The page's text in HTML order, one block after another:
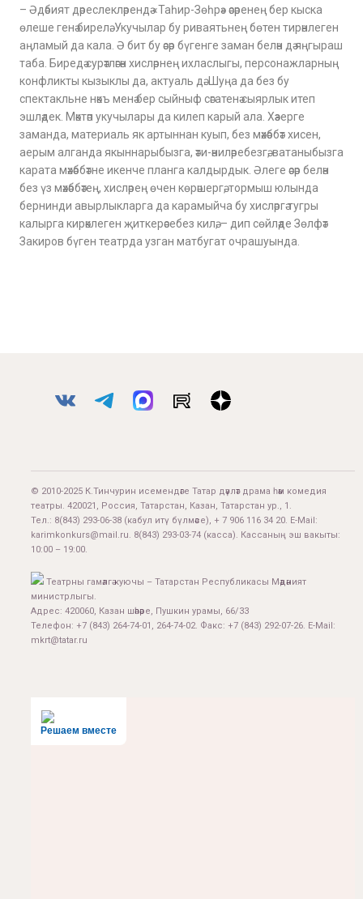
– Әдәбият дәреслекләрендә «Таһир-Зөһрә» әсәренең бер кыска
өлеше генә бирелә. Укучылар бу риваятьнең бөтен тирәнлеген
аңламый да кала. Ә бит бу әсәр бүгенге заман белән дә яңгыраш
таба. Биредә сурәтләгән хисләрнең ихласлыгы, персонажларның
конфликты кызыклы да, актуаль дә. Шуңа да без бу
спектакльне нәкъ менә бер сыйныф сәгатенә сыярлык итеп
эшләдек. Мәктәп укучылары да килеп карый ала. Хәзерге
заманда, материаль як артыннан куып, без мәхәббәт хисен,
аерым алганда якыннарыбызга, әти-әниләребезгә, ватаныбызга
карата мәхәббәтне икенче планга калдырдык. Әлеге әсәр белән
без үз мәхәббәтең, хисләрең өчен көрәшергә, тормыш юлында
бернинди авырлыкларга да карамыйча бу хисләргә тугры
калырга кирәклеген җиткерәсебез килә, – дип сөйләде Зөлфәт
Закиров бүген театрда узган матбугат очрашуында.
© 2010-2025 К.Тинчурин исемендәге Татар дәүләт драма һәм комедия
театры. 420021, Россия, Татарстан, Казан, Татарстан ур., 1.
Тел.: 8(843) 293-06-38 (кабул итү бүлмәсе), + 7 906 116 34 20. E-Mail:
karimkonkurs@mail.ru. 8(843) 293-03-74 (касса). Кассаның эш вакыты:
10:00 – 19:00.
Театрны гамәлгә куючы – Татарстан Республикасы Мәдәният
министрлыгы.
Адрес: 420060, Казан шәһәре, Пушкин урамы, 66/33
Телефон: +7 (843) 264-74-01, 264-74-02. Факс: +7 (843) 292-07-26. E-Mail:
mkrt@tatar.ru
Решаем вместе